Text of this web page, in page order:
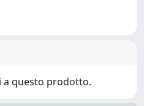
a questo prodotto.